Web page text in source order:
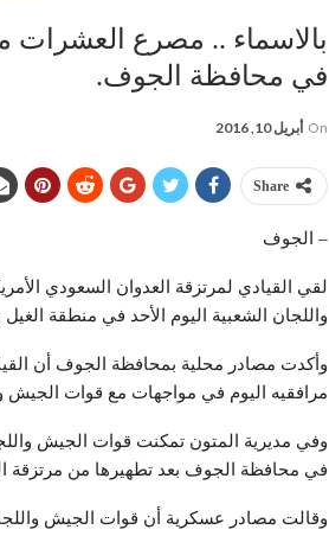
بالاسماء .. مصرع العشرات
في محافظة الجوف.
On أبريل 10, 2016
Share
– الجوف
لقي القيادي لمرتزقة العدوان السعودي
واللجان الشعبية اليوم الأحد في منطقة
وأكدت مصادر محلية بمحافظة الجوف أن
مرافقيه اليوم في مواجهات مع قوات الجيش
وفي مديرية المتون تمكنت قوات الجيش
في محافظة الجوف بعد تطهيرها من مرتزقة
وقالت مصادر عسكرية أن قوات الجيش